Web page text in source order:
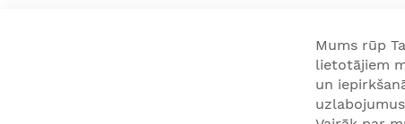
Mums rūp
lietotājiem
un